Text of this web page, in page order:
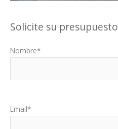
Solicite su presupuesto
Nombre*
Email*